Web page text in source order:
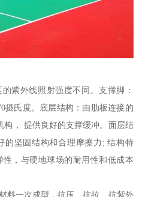
紫外线照射强度不同。支撑脚：
摄氏度。底层结构：由肋板连接的
构， 提供良好的支撑缓冲。面层结
的坚固结构和合理摩擦力; 结构特
，与硬地球场的耐用性和低成本
一次成型，抗压、抗拉、抗紫外